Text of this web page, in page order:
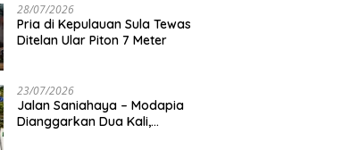
28/07/2026
Pria di Kepulauan Sula Tewas
Ditelan Ular Piton 7 Meter
23/07/2026
Jalan Saniahaya – Modapia
Dianggarkan Dua Kali,